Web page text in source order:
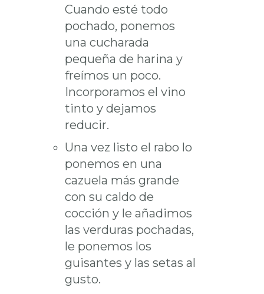
Cuando esté todo
pochado, ponemos
una cucharada
pequeña de harina y
freímos un poco.
Incorporamos el vino
tinto y dejamos
reducir.
Una vez listo el rabo lo
ponemos en una
cazuela más grande
con su caldo de
cocción y le añadimos
las verduras pochadas,
le ponemos los
guisantes y las setas al
gusto.